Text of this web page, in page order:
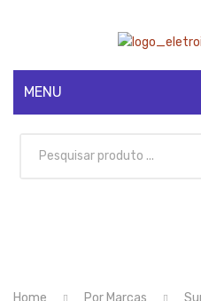
MENU
Home Por Marcas